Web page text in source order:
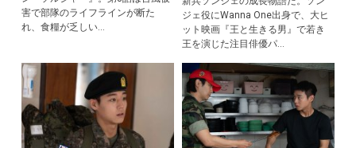
害で部隊のライフラインが断た
れ、食糧が乏しい...
ジェ役にWanna One出身で、大ヒ
ット映画『王と生きる男』で若き
王を演じた注目俳優パ...